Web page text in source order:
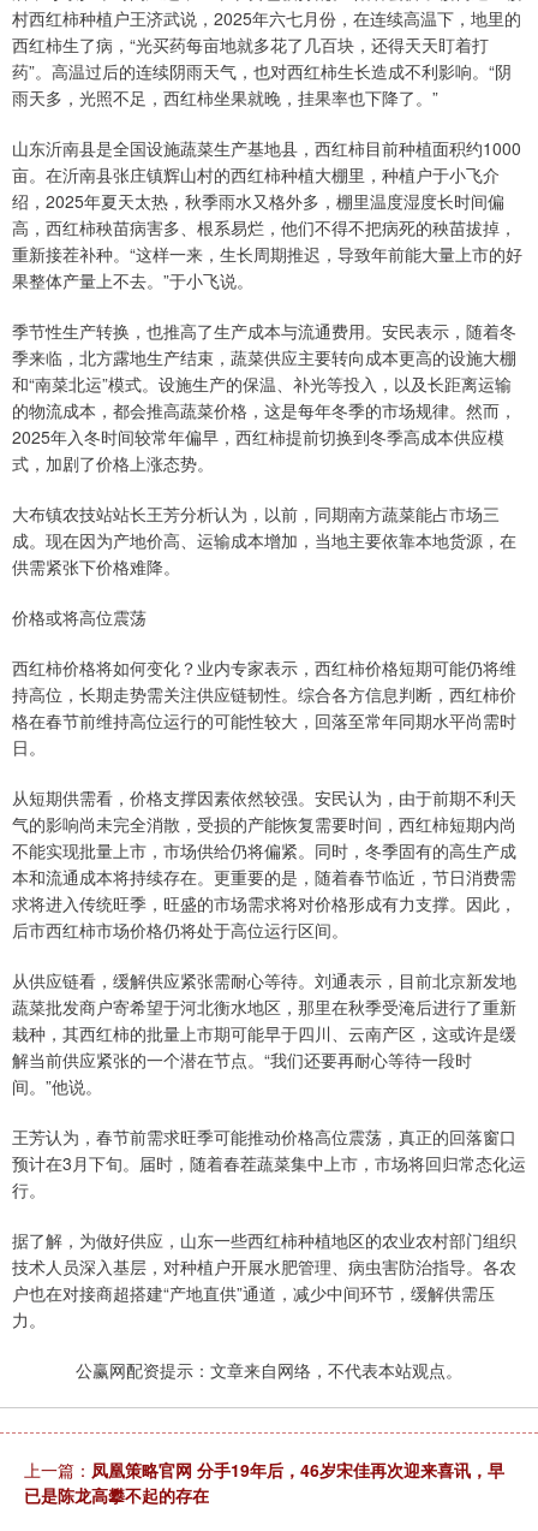
村西红柿种植户王济武说，2025年六七月份，在连续高温下，地里的
西红柿生了病，“光买药每亩地就多花了几百块，还得天天盯着打
药”。高温过后的连续阴雨天气，也对西红柿生长造成不利影响。“阴
雨天多，光照不足，西红柿坐果就晚，挂果率也下降了。”
山东沂南县是全国设施蔬菜生产基地县，西红柿目前种植面积约1000
亩。在沂南县张庄镇辉山村的西红柿种植大棚里，种植户于小飞介
绍，2025年夏天太热，秋季雨水又格外多，棚里温度湿度长时间偏
高，西红柿秧苗病害多、根系易烂，他们不得不把病死的秧苗拔掉，
重新接茬补种。“这样一来，生长周期推迟，导致年前能大量上市的好
果整体产量上不去。”于小飞说。
季节性生产转换，也推高了生产成本与流通费用。安民表示，随着冬
季来临，北方露地生产结束，蔬菜供应主要转向成本更高的设施大棚
和“南菜北运”模式。设施生产的保温、补光等投入，以及长距离运输
的物流成本，都会推高蔬菜价格，这是每年冬季的市场规律。然而，
2025年入冬时间较常年偏早，西红柿提前切换到冬季高成本供应模
式，加剧了价格上涨态势。
大布镇农技站站长王芳分析认为，以前，同期南方蔬菜能占市场三
成。现在因为产地价高、运输成本增加，当地主要依靠本地货源，在
供需紧张下价格难降。
价格或将高位震荡
西红柿价格将如何变化？业内专家表示，西红柿价格短期可能仍将维
持高位，长期走势需关注供应链韧性。综合各方信息判断，西红柿价
格在春节前维持高位运行的可能性较大，回落至常年同期水平尚需时
日。
从短期供需看，价格支撑因素依然较强。安民认为，由于前期不利天
气的影响尚未完全消散，受损的产能恢复需要时间，西红柿短期内尚
不能实现批量上市，市场供给仍将偏紧。同时，冬季固有的高生产成
本和流通成本将持续存在。更重要的是，随着春节临近，节日消费需
求将进入传统旺季，旺盛的市场需求将对价格形成有力支撑。因此，
后市西红柿市场价格仍将处于高位运行区间。
从供应链看，缓解供应紧张需耐心等待。刘通表示，目前北京新发地
蔬菜批发商户寄希望于河北衡水地区，那里在秋季受淹后进行了重新
栽种，其西红柿的批量上市期可能早于四川、云南产区，这或许是缓
解当前供应紧张的一个潜在节点。“我们还要再耐心等待一段时
间。”他说。
王芳认为，春节前需求旺季可能推动价格高位震荡，真正的回落窗口
预计在3月下旬。届时，随着春茬蔬菜集中上市，市场将回归常态化运
行。
据了解，为做好供应，山东一些西红柿种植地区的农业农村部门组织
技术人员深入基层，对种植户开展水肥管理、病虫害防治指导。各农
户也在对接商超搭建“产地直供”通道，减少中间环节，缓解供需压
力。
公赢网配资提示：文章来自网络，不代表本站观点。
上一篇： 凤凰策略官网 分手19年后，46岁宋佳再次迎来喜讯，早
已是陈龙高攀不起的存在